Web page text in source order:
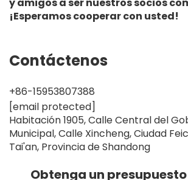
¡Esperamos cooperar con usted!
Contáctenos
+86-15953807388
[email protected]
Habitación 1905, Calle Central del
Municipal, Calle Xincheng, Ciudad
Tai'an, Provincia de Shandong
Obtenga un